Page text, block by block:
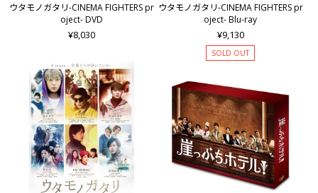
ウタモノガタリ-CINEMA FIGHTERS pr
oject- DVD
¥8,030
ウタモノガタリ-CINEMA FIGHTERS pr
oject- Blu-ray
¥9,130
SOLD OUT